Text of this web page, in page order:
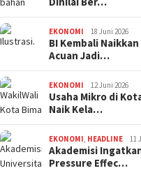
EKONOMI 18 Juni 2026
BI Kembali
Acuan Jadi…
EKONOMI 12 Juni 2026
Usaha Mikro di
Naik Kela…
EKONOMI, HEADLINE 11
Akademisi
Pressure Effec…